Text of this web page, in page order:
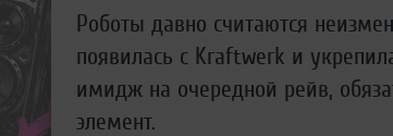
Роботы давно считаются
появилась с Kraftwerk и
имидж на очередной рейв,
элемент.